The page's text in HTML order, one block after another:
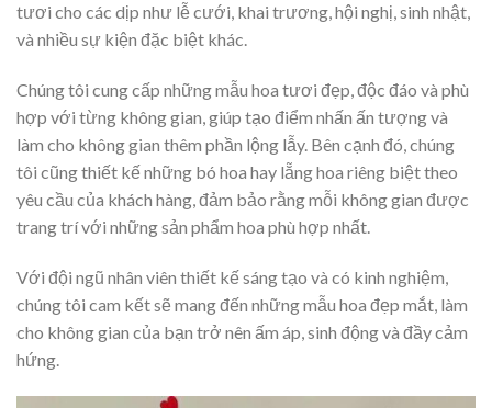
tươi cho các dịp như lễ cưới, khai trương, hội nghị, sinh nhật,
và nhiều sự kiện đặc biệt khác.
Chúng tôi cung cấp những mẫu hoa tươi đẹp, độc đáo và phù
hợp với từng không gian, giúp tạo điểm nhấn ấn tượng và
làm cho không gian thêm phần lộng lẫy. Bên cạnh đó, chúng
tôi cũng thiết kế những bó hoa hay lẵng hoa riêng biệt theo
yêu cầu của khách hàng, đảm bảo rằng mỗi không gian được
trang trí với những sản phẩm hoa phù hợp nhất.
Với đội ngũ nhân viên thiết kế sáng tạo và có kinh nghiệm,
chúng tôi cam kết sẽ mang đến những mẫu hoa đẹp mắt, làm
cho không gian của bạn trở nên ấm áp, sinh động và đầy cảm
hứng.